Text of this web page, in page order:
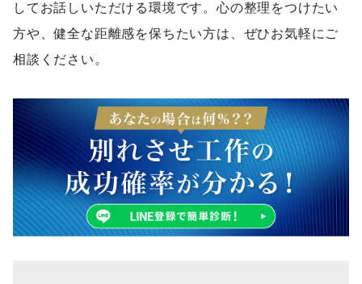
してお話しいただける環境です。心の整理をつけたい
方や、健全な距離感を保ちたい方は、ぜひお気軽にご
相談ください。